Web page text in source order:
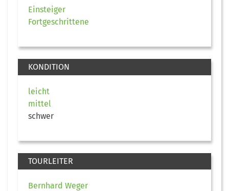
Einsteiger
Fortgeschrittene
KONDITION
leicht
mittel
schwer
TOURLEITER
Bernhard Weger